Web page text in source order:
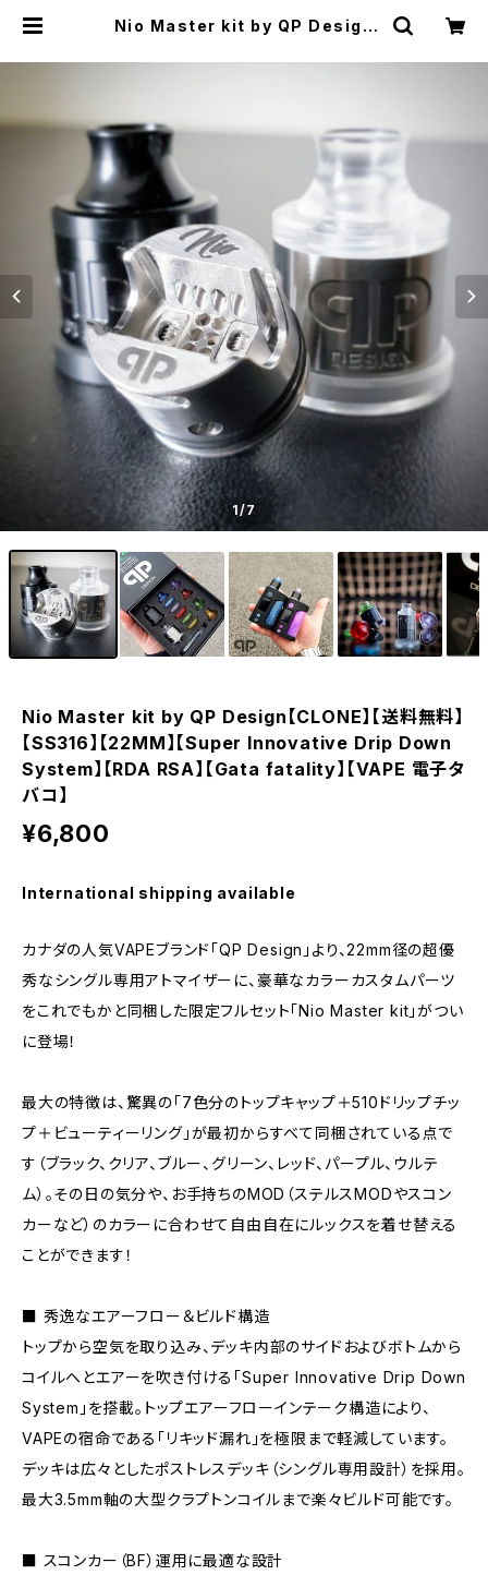
Nio Master kit by QP Design
MM】【Super Innovative Drip D
A RDTA 電子タバコ シーシャ 水パ
1/7
Nio Master kit by QP Design【CLONE】【送料無料】
【SS316】【22MM】【Super Innovative Drip Down
System】【RDA RSA】【Gata fatality】【VAPE 電子タ
バコ】
¥6,800
International shipping available
カナダの人気VAPEブランド「QP Design」より、22mm径の超優
秀なシングル専用アトマイザーに、豪華なカラーカスタムパーツ
をこれでもかと同梱した限定フルセット「Nio Master kit」がつい
に登場！
最大の特徴は、驚異の「7色分のトップキャップ＋510ドリップチッ
プ＋ビューティーリング」が最初からすべて同梱されている点で
す（ブラック、クリア、ブルー、グリーン、レッド、パープル、ウルテ
ム）。その日の気分や、お手持ちのMOD（ステルスMODやスコン
カーなど）のカラーに合わせて自由自在にルックスを着せ替える
ことができます！
■ 秀逸なエアーフロー＆ビルド構造
トップから空気を取り込み、デッキ内部のサイドおよびボトムから
コイルへとエアーを吹き付ける「Super Innovative Drip Down
System」を搭載。トップエアーフローインテーク構造により、
VAPEの宿命である「リキッド漏れ」を極限まで軽減しています。
デッキは広々としたポストレスデッキ（シングル専用設計）を採用。
最大3.5mm軸の大型クラプトンコイルまで楽々ビルド可能です。
■ スコンカー（BF）運用に最適な設計